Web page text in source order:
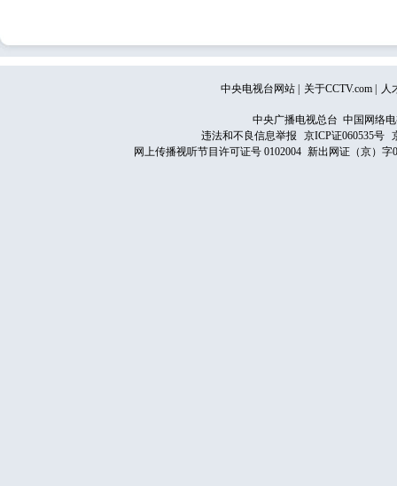
中央电视台网站 关于CCTV.com 人
中央广播电视总台 中国网络
违法和不良信息举报
京ICP证060535号
网上传播视听节目许可证号 0102004 新出网证（京）